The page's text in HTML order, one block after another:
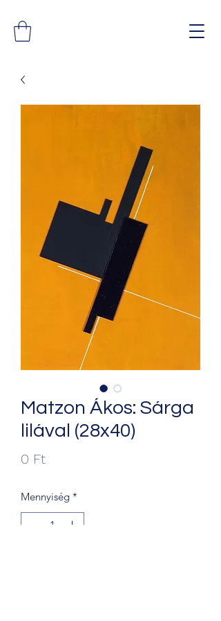
Matzon Ákos: Sárga
lilával (28x40)
0 FtÁr
Mennyiség *